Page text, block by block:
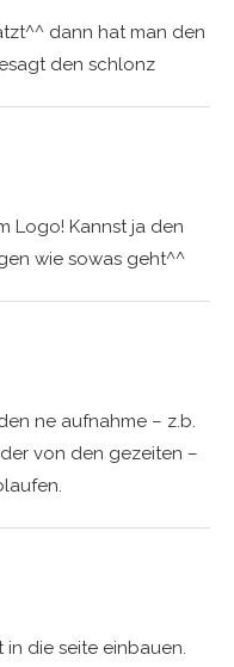
dann hat man den
den schlonz
Logo! Kannst ja den
wie sowas geht^^
ne aufnahme – z.b.
von den gezeiten –
die seite einbauen.